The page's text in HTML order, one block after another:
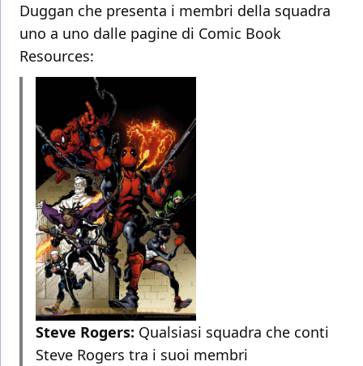
Duggan che presenta i membri della squadra
uno a uno dalle pagine di Comic Book
Resources:
Steve Rogers: Qualsiasi squadra che conti
Steve Rogers tra i suoi membri